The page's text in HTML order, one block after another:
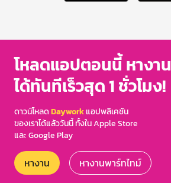
โหลดแอปตอนนี้ หางาน
ได้ทันทีเร็วสุด 1 ชั่วโมง!
ดาวน์โหลดDayworkแอปพลิเคชัน
ของเราได้แล้ววันนี้ ทั้งใน Apple Store
และ Google Play
หางาน หางานพาร์ทไทม์